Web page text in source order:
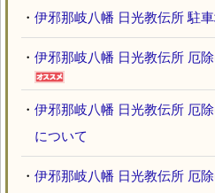
・ 伊邪那岐八幡 日光教伝所 駐
・ 伊邪那岐八幡 日光教伝所 厄
・ 伊邪那岐八幡 日光教伝所 厄
について
・ 伊邪那岐八幡 日光教伝所 厄